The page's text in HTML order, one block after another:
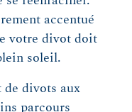
accentué
votre divot doit
soleil.
de divots aux
parcours